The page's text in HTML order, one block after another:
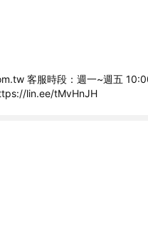
客服時段：週一~週五
lin.ee/tMvHnJH